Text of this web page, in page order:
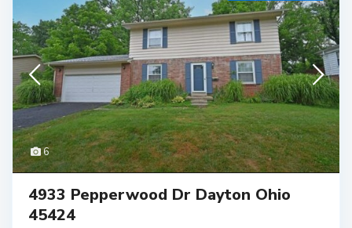
6
4933 Pepperwood Dr Dayton Ohio
45424